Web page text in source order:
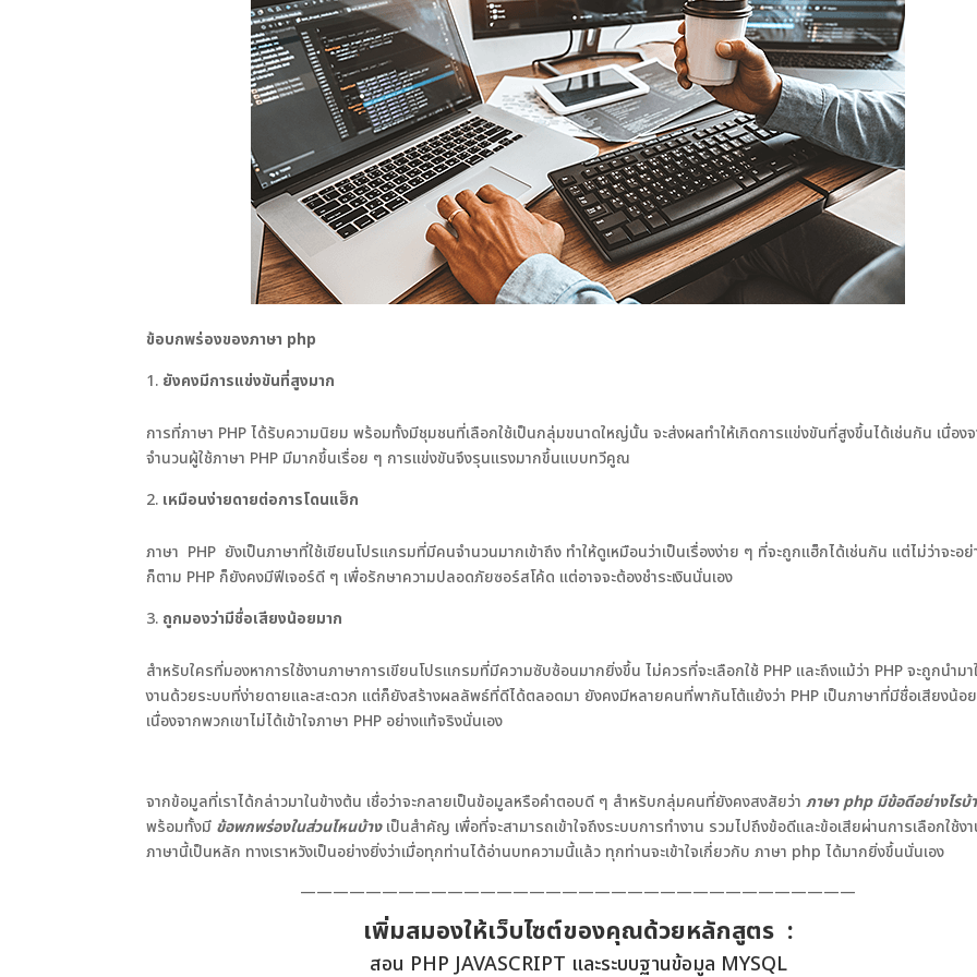
ข้อบกพร่องของภาษา php
ยังคงมีการแข่งขันที่สูงมาก
การที่ภาษา PHP ได้รับความนิยม พร้อมทั้งมีชุมชนที่เลือกใช้เป็นกลุ่มขนาดใหญ่นั้น จะส่งผลทำให้เกิดการแข่งขันที่สูงขึ้นได้เช่นกัน เนื่อง
จำนวนผู้ใช้ภาษา PHP มีมากขึ้นเรื่อย ๆ การแข่งขันจึงรุนแรงมากขึ้นแบบทวีคูณ
เหมือนง่ายดายต่อการโดนแฮ็ก
ภาษา PHP ยังเป็นภาษาที่ใช้เขียนโปรแกรมที่มีคนจำนวนมากเข้าถึง ทำให้ดูเหมือนว่าเป็นเรื่องง่าย ๆ ที่จะถูกแฮ็กได้เช่นกัน แต่ไม่ว่าจะอย่
ก็ตาม PHP ก็ยังคงมีฟีเจอร์ดี ๆ เพื่อรักษาความปลอดภัยซอร์สโค้ด แต่อาจจะต้องชำระเงินนั่นเอง
ถูกมองว่ามีชื่อเสียงน้อยมาก
สำหรับใครที่มองหาการใช้งานภาษาการเขียนโปรแกรมที่มีความซับซ้อนมากยิ่งขึ้น ไม่ควรที่จะเลือกใช้ PHP และถึงแม้ว่า PHP จะถูกนำมา
งานด้วยระบบที่ง่ายดายและสะดวก แต่ก็ยังสร้างผลลัพธ์ที่ดีได้ตลอดมา ยังคงมีหลายคนที่พากันโต้แย้งว่า PHP เป็นภาษาที่มีชื่อเสียงน้อย
เนื่องจากพวกเขาไม่ได้เข้าใจภาษา PHP อย่างแท้จริงนั่นเอง
จากข้อมูลที่เราได้กล่าวมาในข้างต้น เชื่อว่าจะกลายเป็นข้อมูลหรือคำตอบดี ๆ สำหรับกลุ่มคนที่ยังคงสงสัยว่าภาษาphp มีข้อดีอย่างไรบ้
พร้อมทั้งมี ข้อพกพร่องในส่วนไหนบ้างเป็นสำคัญ เพื่อที่จะสามารถเข้าใจถึงระบบการทำงาน รวมไปถึงข้อดีและข้อเสียผ่านการเลือกใช้ง
ภาษานี้เป็นหลัก ทางเราหวังเป็นอย่างยิ่งว่าเมื่อทุกท่านได้อ่านบทความนี้แล้ว ทุกท่านจะเข้าใจเกี่ยวกับ ภาษา php ได้มากยิ่งขึ้นนั่นเอง
——————————————————————————————————
เพิ่มสมองให้เว็บไซต์ของคุณด้วยหลักสูตร :
สอน PHP JAVASCRIPT และระบบฐานข้อมูล MYSQL